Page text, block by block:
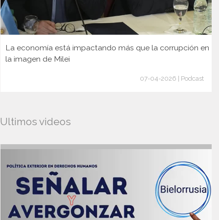
La economía está impactando más que la corrupción en
la imagen de Milei
07-04-2026 | Podcast
Ultimos videos